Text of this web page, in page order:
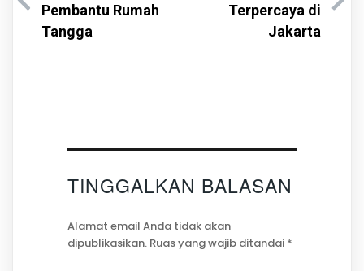
Pembantu Rumah
Tangga
Terpercaya di
Jakarta
TINGGALKAN BALASAN
Alamat email Anda tidak akan
dipublikasikan. Ruas yang wajib ditandai *